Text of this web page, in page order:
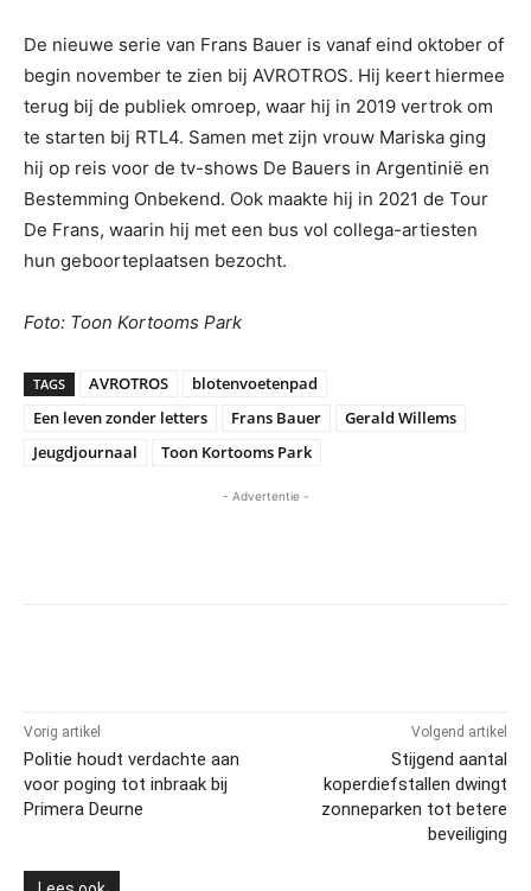
De nieuwe serie van Frans Bauer is vanaf eind oktober of
begin november te zien bij AVROTROS. Hij keert hiermee
terug bij de publiek omroep, waar hij in 2019 vertrok om
te starten bij RTL4. Samen met zijn vrouw Mariska ging
hij op reis voor de tv-shows De Bauers in Argentinië en
Bestemming Onbekend. Ook maakte hij in 2021 de Tour
De Frans, waarin hij met een bus vol collega-artiesten
hun geboorteplaatsen bezocht.
Foto: Toon Kortooms Park
TAGS AVROTROS
blotenvoetenpad
Een leven zonder letters
Frans Bauer
Gerald Willems
Jeugdjournaal
Toon Kortooms Park
- Advertentie -
Vorig artikel
Politie houdt verdachte aan
voor poging tot inbraak bij
Primera Deurne
Volgend artikel
Stijgend aantal
koperdiefstallen dwingt
zonneparken tot betere
beveiliging